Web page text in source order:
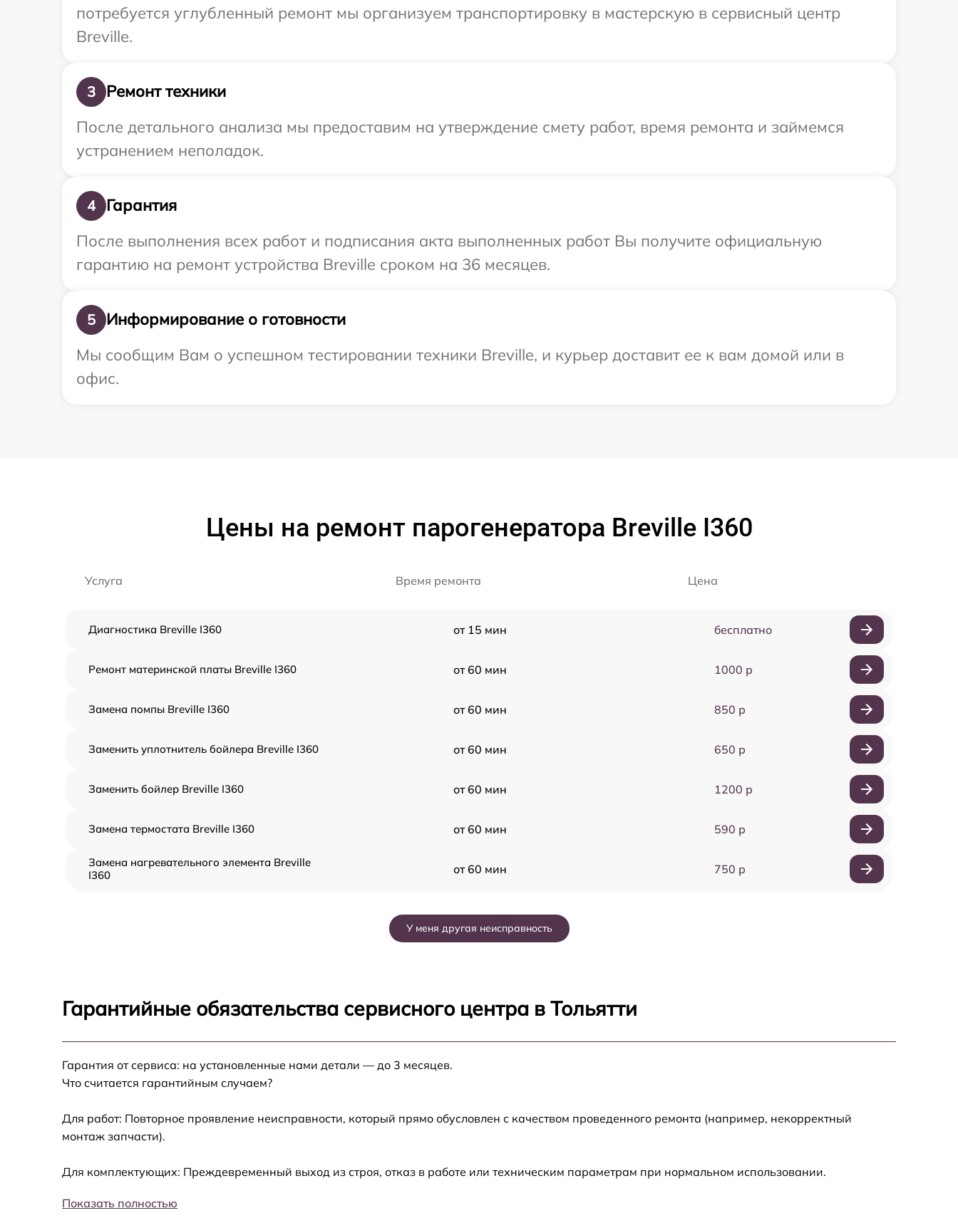
потребуется углубленный ремонт мы организуем транспортировку в мастерскую в сервисный центр
Breville.
3
Ремонт техники
После детального анализа мы предоставим на утверждение смету работ, время ремонта и займемся
устранением неполадок.
4
Гарантия
После выполнения всех работ и подписания акта выполненных работ Вы получите официальную
гарантию на ремонт устройства Breville сроком на 36 месяцев.
5
Информирование о готовности
Мы сообщим Вам о успешном тестировании техники Breville, и курьер доставит ее к вам домой или в
офис.
Цены на ремонт парогенератора Breville I360
Услуга Время ремонта Цена
Диагностика Breville I360 от 15 мин бесплатно
Ремонт материнской платы Breville I360 от 60 мин 1000 р
Замена помпы Breville I360 от 60 мин 850 р
Заменить уплотнитель бойлера Breville I360 от 60 мин 650 р
Заменить бойлер Breville I360 от 60 мин 1200 р
Замена термостата Breville I360 от 60 мин 590 р
Замена нагревательного элемента Breville
I360
от 60 мин 750 р
Корпусный ремонт (замена резинок,
креплений, кнопок) Breville I360
Ремонт/замена датчика температуры Breville
У меня другая неисправность
Гарантийные обязательства сервисного центра в Тольятти
Гарантия от сервиса: на установленные нами детали — до 3 месяцев.
Что считается гарантийным случаем?
Для работ: Повторное проявление неисправности, который прямо обусловлен с качеством проведенного ремонта (например, некорректный
монтаж запчасти).
Для комплектующих: Преждевременный выход из строя, отказ в работе или техническим параметрам при нормальном использовании.
Показать полностью